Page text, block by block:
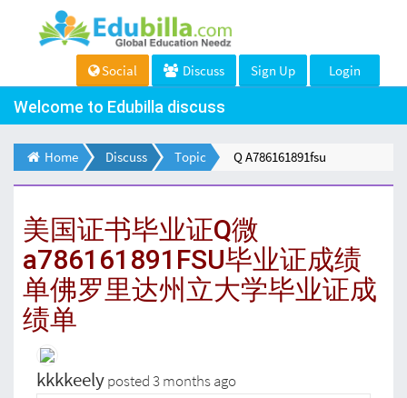
Social Discuss Sign Up Login
Welcome to Edubilla discuss
Home Discuss Topic Q A786161891fsu
美国证书毕业证Q微
a786161891FSU毕业证成绩
单佛罗里达州立大学毕业证成
绩单
kkkkeelyposted 3 months ago